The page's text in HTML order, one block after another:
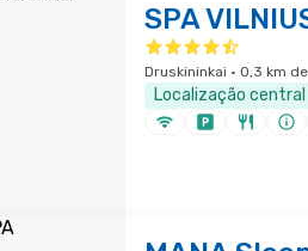
SPA
Druskininkai · 0,3 km
Localização central